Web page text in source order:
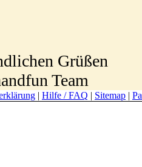
Grüßen
Team
| Hilfe / FAQ | Sitemap |